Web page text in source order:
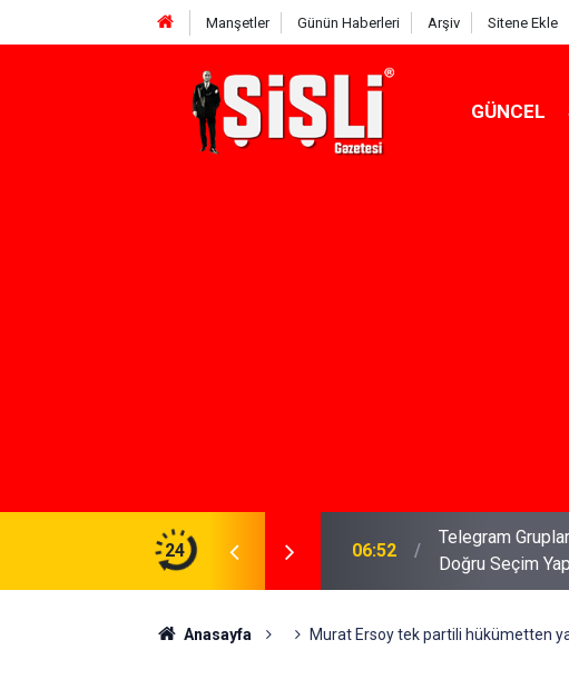
Manşetler Günün Haberleri Arşiv Sitene Ekle
GÜNCEL
24
Gerekenler: Telegram Gruplarında Daha
04:43 İş Davaları:
Anasayfa Murat Ersoy tek partili hükümetten